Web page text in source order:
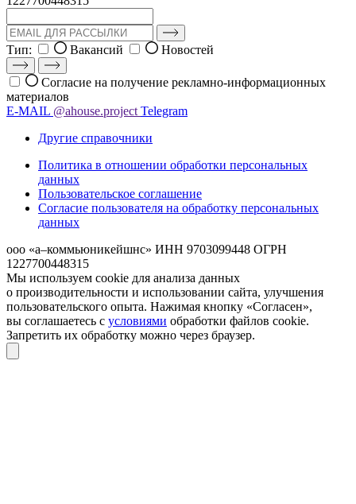
Тип: Вакансий Новостей
Согласие на получение рекламно-информационных
материалов
E-MAIL @ahouse.project Telegram
Другие справочники
Политика в отношении обработки персональных
данных
Пользовательское соглашение
Согласие пользователя на обработку персональных
данных
ооо «а–коммьюникейшнс» ИНН 9703099448 ОГРН
1227700448315
Мы используем cookie для анализа данных
о производительности и использовании сайта, улучшения
пользовательского опыта. Нажимая кнопку «Согласен»,
вы соглашаетесь с условиями обработки файлов cookie.
Запретить их обработку можно через браузер.